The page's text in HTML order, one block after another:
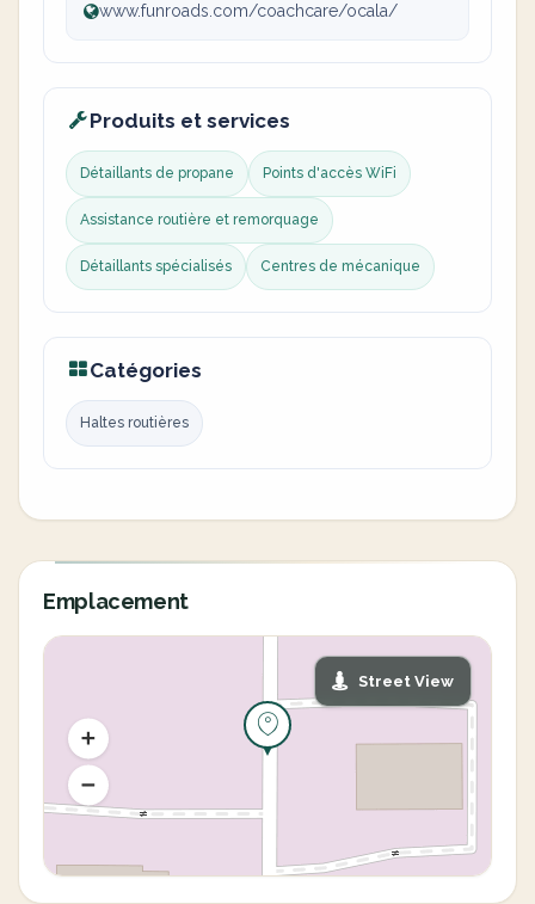
www.funroads.com/coachcare/ocala/
Produits et services
Détaillants de propane Points d'accès WiFi
Assistance routière et remorquage
Détaillants spécialisés Centres de mécanique
Catégories
Haltes routières
Emplacement
Street View